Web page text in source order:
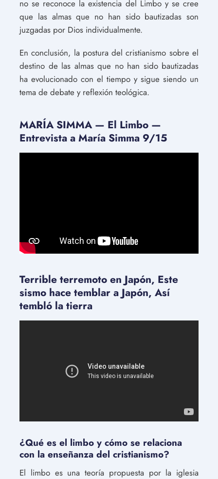
no se reconoce la existencia del Limbo y se cree
que las almas que no han sido bautizadas son
juzgadas por Dios individualmente.
En conclusión, la postura del cristianismo sobre el
destino de las almas que no han sido bautizadas
ha evolucionado con el tiempo y sigue siendo un
tema de debate y reflexión teológica.
MARÍA SIMMA — El Limbo —
Entrevista a María Simma 9/15
Terrible terremoto en Japón, Este
sismo hace temblar a Japón, Así
tembló la tierra
¿Qué es el limbo y cómo se relaciona
con la enseñanza del cristianismo?
El limbo es una teoría propuesta por la iglesia